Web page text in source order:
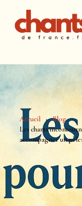
Accueil
Blog
Les chants
accompagner un